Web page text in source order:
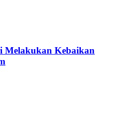
Melakukan Kebaikan